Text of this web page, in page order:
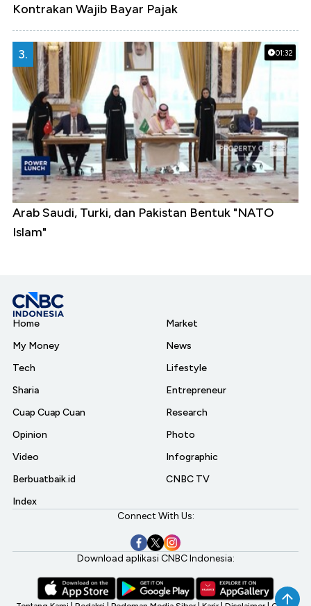
Kontrakan Wajib Bayar Pajak
01:32
3.
Arab Saudi, Turki, dan Pakistan Bentuk "NATO
Islam"
Home
My Money
Tech
Sharia
Cuap Cuap Cuan
Opinion
Video
Berbuatbaik.id
Index
Market
News
Lifestyle
Entrepreneur
Research
Photo
Infographic
CNBC TV
Connect With Us:
Download aplikasi CNBC Indonesia: